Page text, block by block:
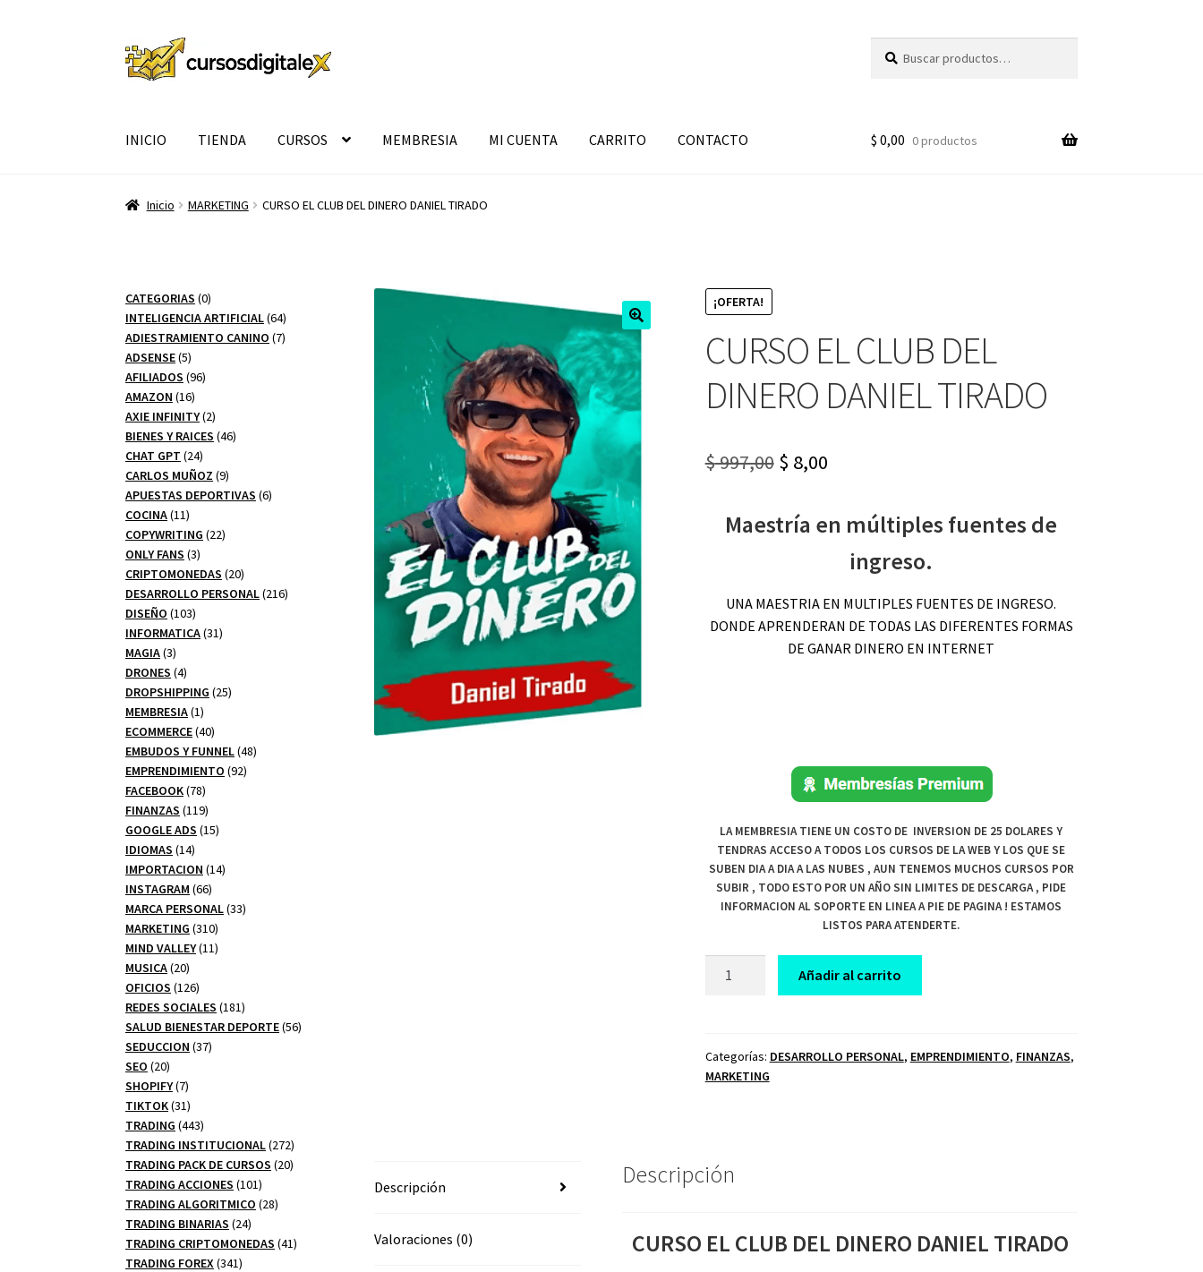
Ir
a
Ir
al
por:
INICIO TIENDA CURSOS MEMBRESIA MI CUENTA CARRITO CONTACTO $ 0,00 0 productos
Inicio MARKETING CURSO EL CLUB DEL DINERO DANIEL TIRADO
¡OFERTA!
CURSO EL CLUB DEL
DINERO DANIEL TIRADO
$997,00 Original
was:
$ 8,00Current
is:
$ 8,00.
Maestría en múltiples fuentes de
ingreso.
UNA MAESTRIA EN MULTIPLES FUENTES DE INGRESO.
DONDE APRENDERAN DE TODAS LAS DIFERENTES FORMAS
DE GANAR DINERO EN INTERNET
LA MEMBRESIA TIENE UN COSTO DE INVERSION DE 25 DOLARES Y
TENDRAS ACCESO A TODOS LOS CURSOS DE LA WEB Y LOS QUE SE
SUBEN DIA A DIA A LAS NUBES , AUN TENEMOS MUCHOS CURSOS POR
SUBIR , TODO ESTO POR UN AÑO SIN LIMITES DE DESCARGA , PIDE
INFORMACION AL SOPORTE EN LINEA A PIE DE PAGINA ! ESTAMOS
LISTOS PARA ATENDERTE.
DINERO
DANIEL
Añadir al carrito
Categorías: DESARROLLO PERSONAL, EMPRENDIMIENTO, FINANZAS,
MARKETING
Descripción
Valoraciones (0)
Descripción
CURSO EL CLUB DEL DINERO DANIEL TIRADO
CATEGORIAS 00
productos
INTELIGENCIA ARTIFICIAL 6464
productos
ADIESTRAMIENTO CANINO 77
ADSENSE 55
productos
AFILIADOS 9696
AMAZON 1616
productos
AXIE INFINITY 22
productos
BIENES Y RAICES 4646
CHAT GPT 2424
productos
CARLOS MUÑOZ 99
productos
APUESTAS DEPORTIVAS 66
COCINA 1111
productos
COPYWRITING 2222
ONLY FANS 33
productos
CRIPTOMONEDAS 2020
productos
DESARROLLO PERSONAL 216216
DISEÑO 103103
productos
INFORMATICA 3131
MAGIA 33
productos
DRONES 44
productos
DROPSHIPPING 2525
MEMBRESIA 11
producto
ECOMMERCE 4040
productos
EMBUDOS Y FUNNEL 4848
EMPRENDIMIENTO 9292
FACEBOOK 7878
productos
FINANZAS 119119
productos
GOOGLE ADS 1515
IDIOMAS 1414
productos
IMPORTACION 1414
INSTAGRAM 6666
productos
MARCA PERSONAL 3333
MARKETING 310310
productos
MIND VALLEY 1111
MUSICA 2020
productos
OFICIOS 126126
productos
REDES SOCIALES 181181
productos
SALUD BIENESTAR DEPORTE 5656
SEDUCCION 3737
SEO 2020
productos
SHOPIFY 77
productos
TIKTOK 3131
productos
TRADING 443443
productos
TRADING INSTITUCIONAL 272272
productos
TRADING PACK DE CURSOS 2020
TRADING ACCIONES 101101
productos
TRADING ALGORITMICO 2828
TRADING BINARIAS 2424
productos
TRADING CRIPTOMONEDAS 4141
TRADING FOREX 341341